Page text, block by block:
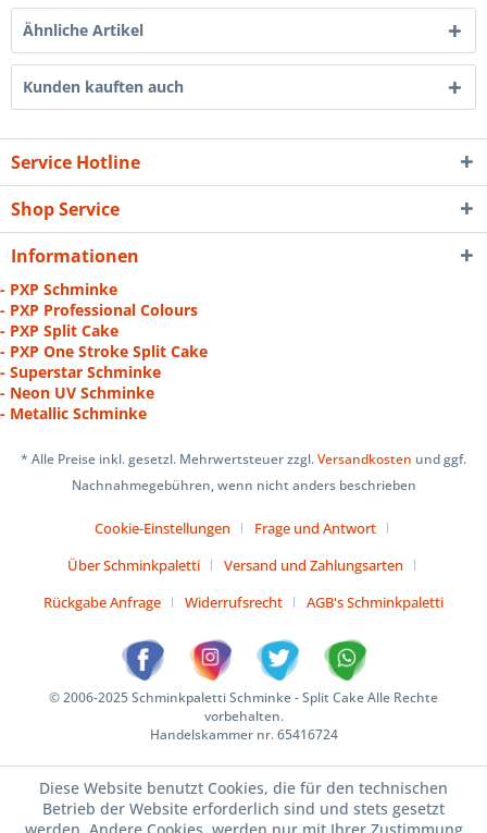
Ähnliche Artikel
Kunden kauften auch
Service Hotline
Shop Service
Informationen
- PXP Schminke
- PXP Professional Colours
- PXP Split Cake
- PXP One Stroke Split Cake
- Superstar Schminke
- Neon UV Schminke
- Metallic Schminke
* Alle Preise inkl. gesetzl. Mehrwertsteuer zzgl.Versandkosten und ggf.
Nachnahmegebühren, wenn nicht anders beschrieben
Cookie-Einstellungen
Frage und Antwort
Über Schminkpaletti
Versand und Zahlungsarten
Rückgabe Anfrage
Widerrufsrecht AGB's Schminkpaletti
© 2006-2025 Schminkpaletti Schminke - Split Cake Alle Rechte
vorbehalten.
Handelskammer nr. 65416724
Diese Website benutzt Cookies, die für den technischen
Betrieb der Website erforderlich sind und stets gesetzt